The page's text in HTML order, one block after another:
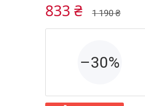
1 190 ₴
833 ₴
–30%